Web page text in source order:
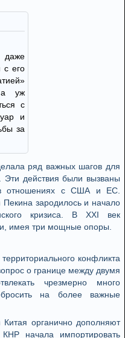
с его
а уж
с
и
за
ряд важных шагов для
Эти действия были вызваны
отношениях с США и ЕС.
Пекина зародилось и начало
кризиса. В XXI век
имея три мощные опоры.
конфликта
о границе между двумя
чрезмерно много
на более важные
органично дополняют
начала импортировать